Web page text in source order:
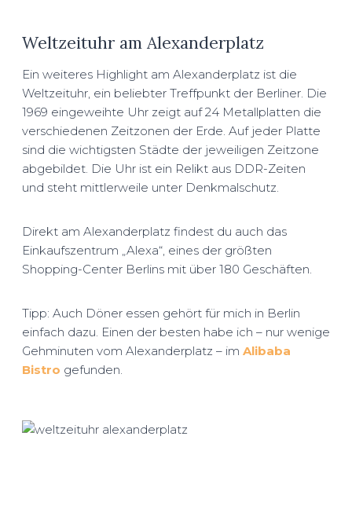
Weltzeituhr am Alexanderplatz
Ein weiteres Highlight am Alexanderplatz ist die
Weltzeituhr, ein beliebter Treffpunkt der Berliner. Die
1969 eingeweihte Uhr zeigt auf 24 Metallplatten die
verschiedenen Zeitzonen der Erde. Auf jeder Platte
sind die wichtigsten Städte der jeweiligen Zeitzone
abgebildet. Die Uhr ist ein Relikt aus DDR-Zeiten
und steht mittlerweile unter Denkmalschutz.
Direkt am Alexanderplatz findest du auch das
Einkaufszentrum „Alexa“, eines der größten
Shopping-Center Berlins mit über 180 Geschäften.
Tipp: Auch Döner essen gehört für mich in Berlin
einfach dazu. Einen der besten habe ich – nur wenige
Gehminuten vom Alexanderplatz – im Alibaba
Bistro gefunden.